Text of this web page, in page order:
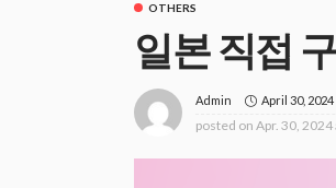
OTHERS
일본 직접
Admin April 30, 2024
posted on Apr. 30, 2024